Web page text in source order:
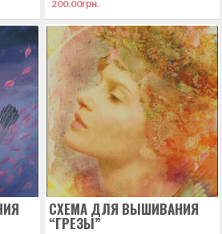
200.00грн.
СХЕМА ДЛЯ ВЫШИВАНИЯ
“ГРЕЗЫ”